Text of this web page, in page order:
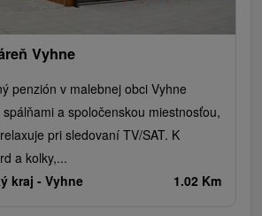
Vyhne
penzión v malebnej obci Vyhne
a spoločenskou miestnosťou,
pri sledovaní TV/SAT. K
a kolky,...
kraj - Vyhne 1.02 Km